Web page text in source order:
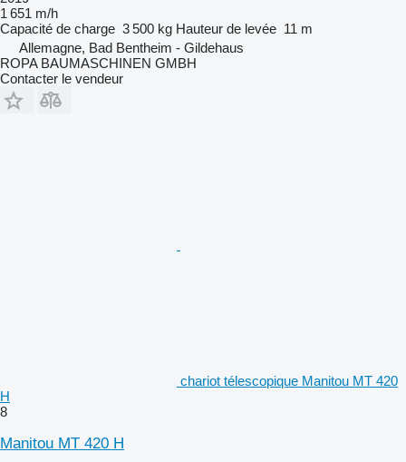
1 651 m/h
Capacité de charge 3 500 kg Hauteur de levée 11 m
Allemagne, Bad Bentheim - Gildehaus
ROPA BAUMASCHINEN GMBH
Contacter le vendeur
chariot télescopique Manitou MT 420
H
8
Manitou MT 420 H